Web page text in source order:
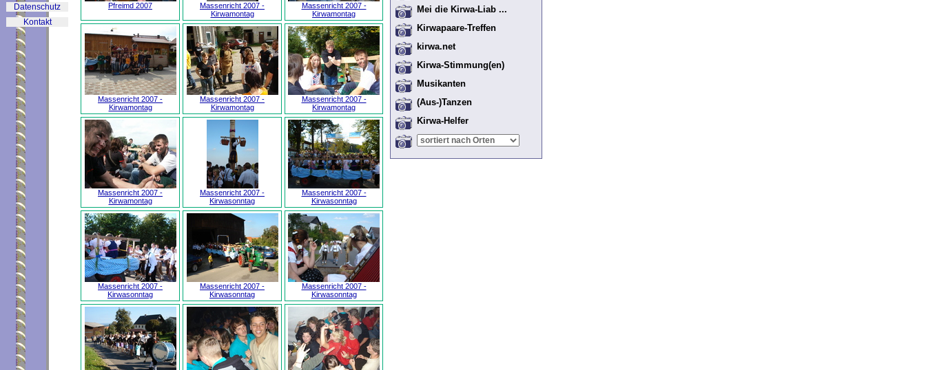
Datenschutz
Kontakt
Pfreimd 2007
Massenricht 2007 -
Kirwamontag
Massenricht 2007 -
Kirwamontag
Massenricht 2007 -
Kirwamontag
Massenricht 2007 -
Kirwamontag
Massenricht 2007 -
Kirwamontag
Massenricht 2007 -
Kirwamontag
Massenricht 2007 -
Kirwasonntag
Massenricht 2007 -
Kirwasonntag
Massenricht 2007 -
Kirwasonntag
Massenricht 2007 -
Kirwasonntag
Massenricht 2007 -
Kirwasonntag
Mei die Kirwa-Liab ...
Kirwapaare-Treffen
kirwa.net
Kirwa-Stimmung(en)
Musikanten
(Aus-)Tanzen
Kirwa-Helfer